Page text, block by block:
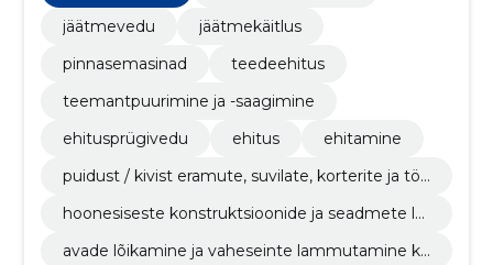
jäätmevedu
jäätmekäitlus
pinnasemasinad
teedeehitus
teemantpuurimine ja -saagimine
ehitusprügivedu
ehitus
ehitamine
puidust / kivist eramute, suvilate, korterite ja töö
äravedu.
hoonesiseste konstruktsioonide ja seadmete la
avade lõikamine ja vaheseinte lammutamine ko